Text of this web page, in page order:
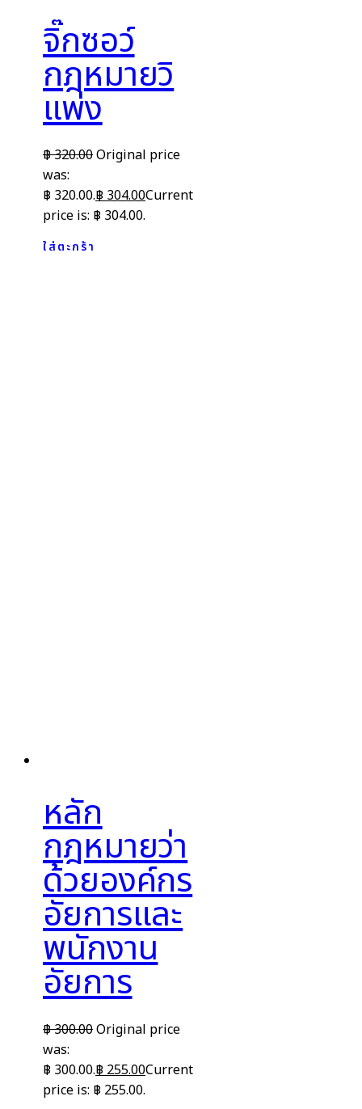
จิ๊กซอว์
กฎหมายวิ
แพ่ง
฿320.00Original price
was:
฿ 320.00.฿304.00Current
price is: ฿ 304.00.
ใส่ตะกร้า
หลัก
กฎหมายว่า
ด้วยองค์กร
อัยการและ
พนักงาน
อัยการ
฿300.00Original price
was:
฿ 300.00.฿ 255.00Current
price is: ฿ 255.00.